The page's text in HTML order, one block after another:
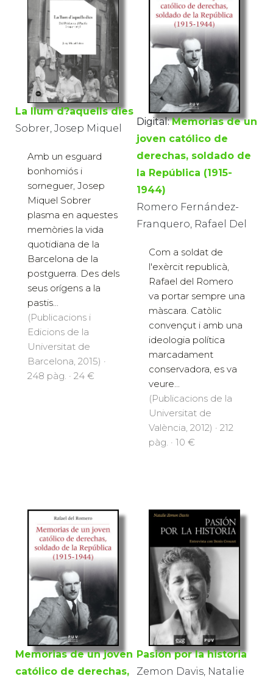
La llum d?aquells dies
Sobrer, Josep Miquel
Amb un esguard
bonhomiós i
sorneguer, Josep
Miquel Sobrer
plasma en aquestes
memòries la vida
quotidiana de la
Barcelona de la
postguerra. Des dels
seus orígens a la
pastis...
(Publicacions i
Edicions de la
Universitat de
Barcelona, 2015) ·
248 pàg. · 24 €
Digital: Memorias de un
joven católico de
derechas, soldado de
la República (1915-
1944)
Romero Fernández-
Franquero, Rafael Del
Com a soldat de
l'exèrcit republicà,
Rafael del Romero
va portar sempre una
màscara. Catòlic
convençut i amb una
ideologia política
marcadament
conservadora, es va
veure...
(Publicacions de la
Universitat de
València, 2012) · 212
pàg. · 10 €
Memorias de un joven
católico de derechas,
Pasión por la historia
Zemon Davis, Natalie